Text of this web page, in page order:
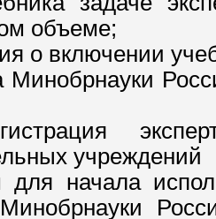
объеме;
о включении
Минобрнауки
учреждений
начала